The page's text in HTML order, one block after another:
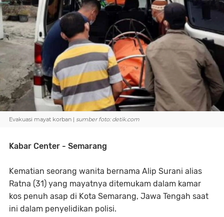
Evakuasi mayat korban | sumber foto: detik.com
Kabar Center - Semarang
Kematian seorang wanita bernama Alip Surani alias
Ratna (31) yang mayatnya ditemukam dalam kamar
kos penuh asap di Kota Semarang, Jawa Tengah saat
ini dalam penyelidikan polisi.